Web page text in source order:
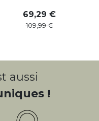
69,29
109,99
aussi
!